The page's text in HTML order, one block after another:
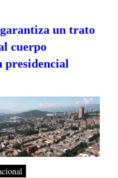
un trato
cuerpo
presidencial